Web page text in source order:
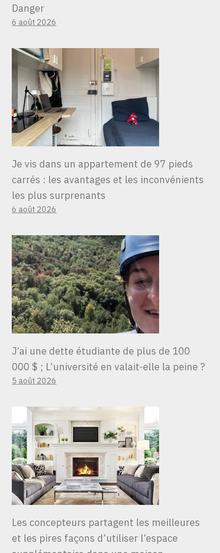
Danger
6 août 2026
Je vis dans un appartement de 97 pieds
carrés : les avantages et les inconvénients
les plus surprenants
6 août 2026
J’ai une dette étudiante de plus de 100
000 $ ; L’université en valait-elle la peine ?
5 août 2026
Les concepteurs partagent les meilleures
et les pires façons d’utiliser l’espace